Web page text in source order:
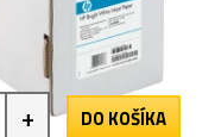
+ DO KOŠÍKA